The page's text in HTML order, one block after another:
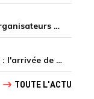
Riot Games donne plus de liberté aux organisateurs de tournois locaux sur League of Legends
Les champions disponibles sur Wild Rift : l'arrivée de Cho'Gath
TOUTE L'ACTU